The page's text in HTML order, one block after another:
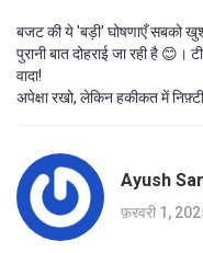
बजट की ये 'बड़ी' घोषणाएँ सबको
पुरानी बात दोहराई जा रही है 😊।
वादा!
अपेक्षा रखो, लेकिन हकीकत में
Ayush
फ़रवरी 1,